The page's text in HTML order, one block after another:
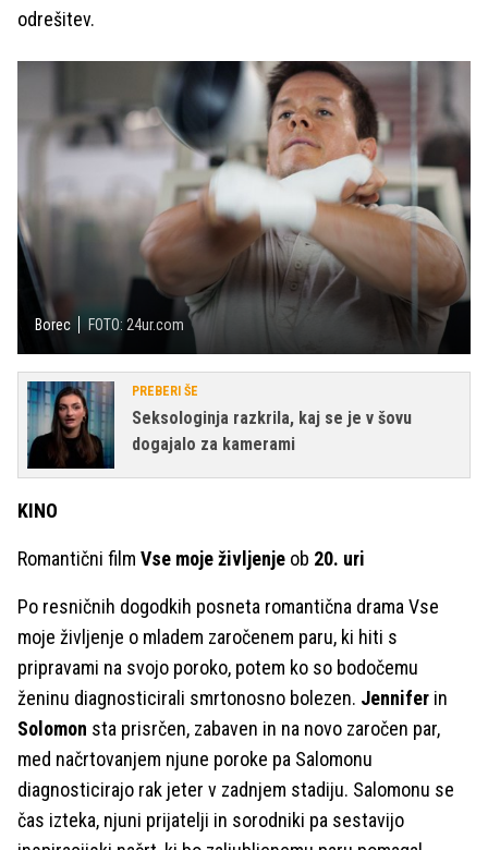
odrešitev.
Borec FOTO: 24ur.com
PREBERI ŠE
Seksologinja razkrila, kaj se je v šovu
dogajalo za kamerami
KINO
Romantični film Vse moje življenje ob 20. uri
Po resničnih dogodkih posneta romantična drama Vse
moje življenje o mladem zaročenem paru, ki hiti s
pripravami na svojo poroko, potem ko so bodočemu
ženinu diagnosticirali smrtonosno bolezen. Jennifer in
Solomon sta prisrčen, zabaven in na novo zaročen par,
med načrtovanjem njune poroke pa Salomonu
diagnosticirajo rak jeter v zadnjem stadiju. Salomonu se
čas izteka, njuni prijatelji in sorodniki pa sestavijo